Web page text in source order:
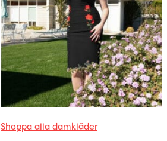
Shoppa alla damkläder